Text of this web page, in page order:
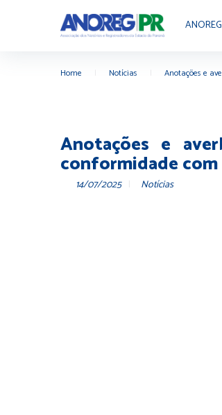
Home Notícias Anotações e
Anotações e
conformidade com
14/07/2025 Notícias